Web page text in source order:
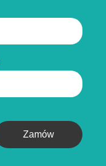
Zamów